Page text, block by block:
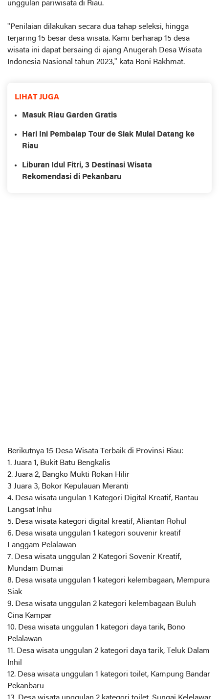
unggulan pariwisata di Riau.
"Penilaian dilakukan secara dua tahap seleksi, hingga
terjaring 15 besar desa wisata. Kami berharap 15 desa
wisata ini dapat bersaing di ajang Anugerah Desa Wisata
Indonesia Nasional tahun 2023," kata Roni Rakhmat.
LIHAT JUGA
Masuk Riau Garden Gratis
Hari Ini Pembalap Tour de Siak Mulai Datang ke
Riau
Liburan Idul Fitri, 3 Destinasi Wisata
Rekomendasi di Pekanbaru
Berikutnya 15 Desa Wisata Terbaik di Provinsi Riau:
1. Juara 1, Bukit Batu Bengkalis
2. Juara 2, Bangko Mukti Rokan Hilir
3 Juara 3, Bokor Kepulauan Meranti
4. Desa wisata ungulan 1 Kategori Digital Kreatif, Rantau
Langsat Inhu
5. Desa wisata kategori digital kreatif, Aliantan Rohul
6. Desa wisata unggulan 1 kategori souvenir kreatif
Langgam Pelalawan
7. Desa wisata unggulan 2 Kategori Sovenir Kreatif,
Mundam Dumai
8. Desa wisata unggulan 1 kategori kelembagaan, Mempura
Siak
9. Desa wisata unggulan 2 kategori kelembagaan Buluh
Cina Kampar
10. Desa wisata unggulan 1 kategori daya tarik, Bono
Pelalawan
11. Desa wisata unggulan 2 kategori daya tarik, Teluk Dalam
Inhil
12. Desa wisata unggulan 1 kategori toilet, Kampung Bandar
Pekanbaru